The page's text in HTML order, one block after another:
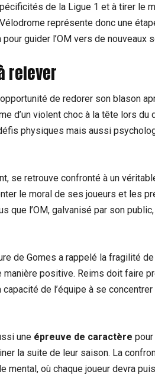
de la Ligue 1 et à tirer le
représente donc une
guider l’OM vers de nouveaux
relever
de redorer son blason
d’un violent choc à la tête lors du
physiques mais aussi
se retrouve confronté à un
le moral de ses joueurs et les
que l’OM, galvanisé par son
de Gomes a rappelé la fragilité
positive. Reims doit faire
de l’équipe à se
une épreuve de caractère
la suite de leur saison. La
mental, où chaque joueur devra